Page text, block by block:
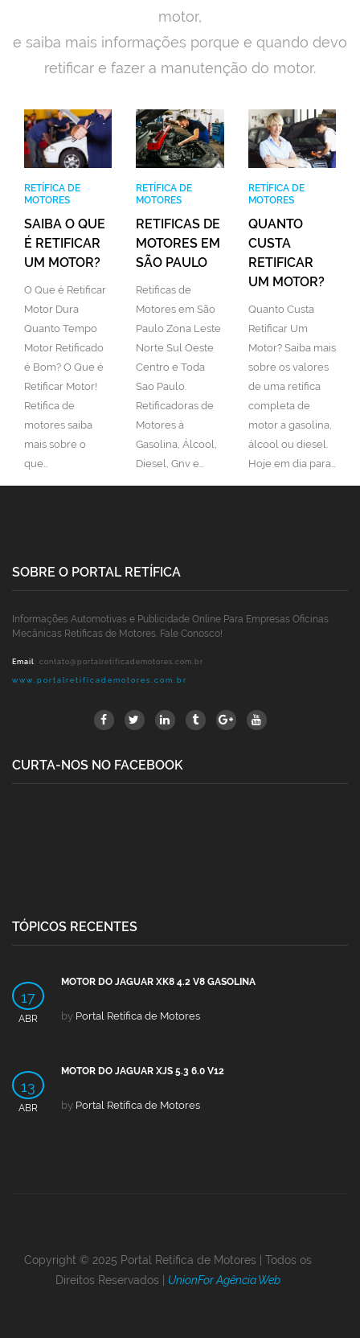
motor,
e saiba mais informações porque e quando devo
retificar e fazer a manutenção do motor.
RETÍFICA DE
MOTORES
SAIBA O QUE
É RETIFICAR
UM MOTOR?
O Que é Retificar
Motor Dura
Quanto Tempo
Motor Retificado
é Bom? O Que é
Retificar Motor!
Retifica de
motores saiba
mais sobre o
que…
RETÍFICA DE
MOTORES
RETIFICAS DE
MOTORES EM
SÃO PAULO
Retificas de
Motores em São
Paulo Zona Leste
Norte Sul Oeste
Centro e Toda
Sao Paulo.
Retificadoras de
Motores à
Gasolina, Álcool,
Diesel, Gnv e…
RETÍFICA DE
MOTORES
QUANTO
CUSTA
RETIFICAR
UM MOTOR?
Quanto Custa
Retificar Um
Motor? Saiba mais
sobre os valores
de uma retífica
completa de
motor a gasolina,
álcool ou diesel.
Hoje em dia para…
SOBRE O PORTAL RETÍFICA
Informações Automotivas e Publicidade Online Para Empresas Oficinas
Mecânicas Retíficas de Motores. Fale Conosco!
Email : contato@portalretificademotores.com.br
www.portalretificademotores.com.br
CURTA-NOS NO FACEBOOK
TÓPICOS RECENTES
17
ABR
MOTOR DO JAGUAR XK8 4.2 V8 GASOLINA
by Portal Retífica de Motores
13
ABR
MOTOR DO JAGUAR XJS 5.3 6.0 V12
by Portal Retífica de Motores
Copyright © 2025 Portal Retífica de Motores | Todos os
Direitos Reservados | UnionFor Agência Web